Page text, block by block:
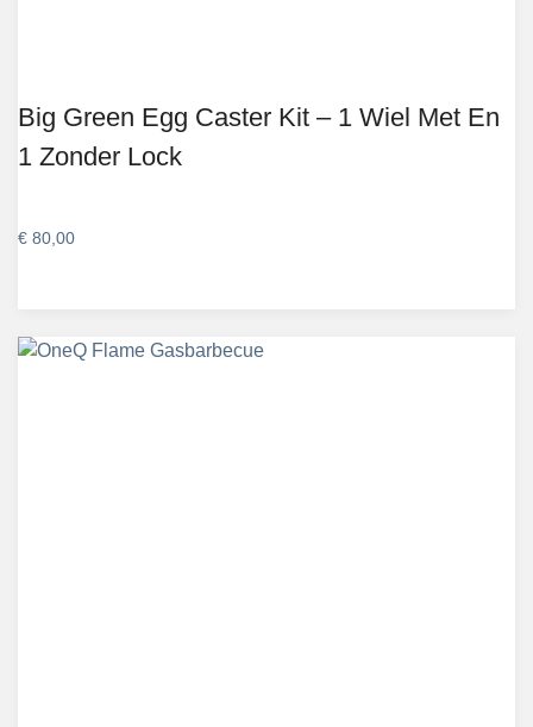
Big Green Egg Caster Kit – 1 Wiel Met En
1 Zonder Lock
€ 80,00